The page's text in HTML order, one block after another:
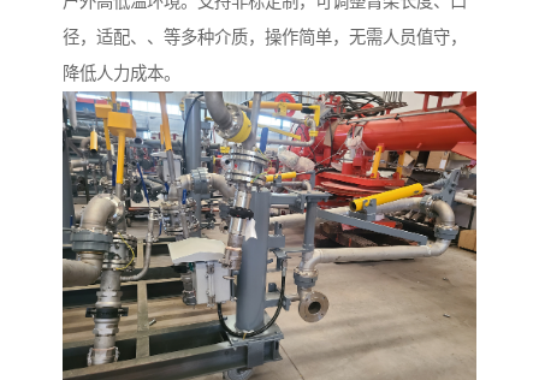
径，适配、、等多种介质，操作简单，无需人员值守，
降低人力成本。